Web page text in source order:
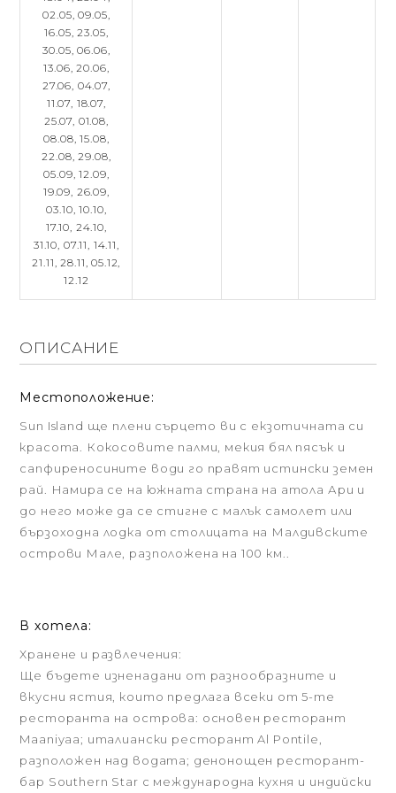
02.05,09.05,
16.05,23.05,
30.05,06.06,
13.06,20.06,
27.06, 04.07,
11.07, 18.07,
25.07, 01.08,
08.08,15.08,
22.08,29.08,
05.09,12.09,
19.09, 26.09,
03.10,10.10,
17.10, 24.10,
31.10, 07.11, 14.11,
21.11,28.11,05.12,
12.12
ОПИСАНИЕ
Местоположение:
Sun Island ще плени сърцето ви с екзотичната си
красота. Кокосовите палми, мекия бял пясък и
сапфиреносините води го правят истински земен
рай. Намира се на южната страна на атола Ари и
до него може да се стигне с малък самолет или
бързоходна лодка от столицата на Малдивските
острови Мале, разположена на 100 км..
В хотела:
Хранене и развлечения:
Ще бъдете изненадани от разнообразните и
вкусни ястия, които предлага всеки от 5-те
ресторанта на острова: основен ресторант
Maaniyaa; италиански ресторант Al Pontile,
разположен над водата; денонощен ресторант-
бар Southern Star с международна кухня и индийски